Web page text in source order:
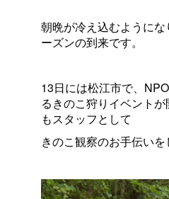
朝晩が冷え込むように
ーズンの到来です。
13日には松江市で、 NPO
るきのこ狩りイベントが
もスタッフとして
きのこ観察のお手伝いを